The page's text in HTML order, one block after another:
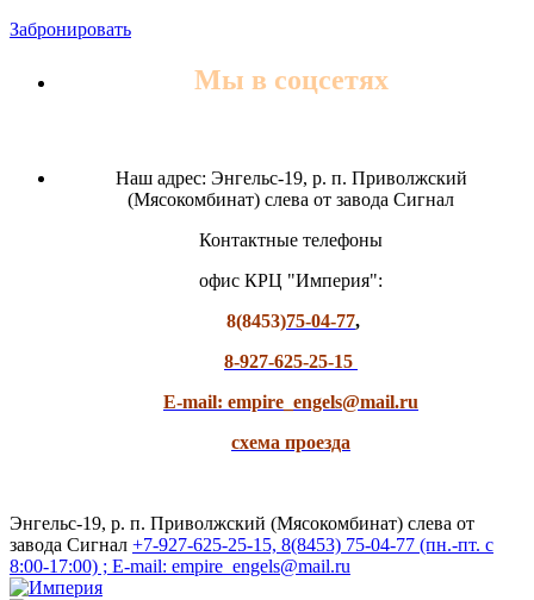
Забронировать
Мы в соцсетях
Наш адрес: Энгельс-19, р. п. Приволжский
(Мясокомбинат) слева от завода Сигнал
Контактные телефоны
офис КРЦ "Империя":
8(8453)75-04-77,
8-927-625-25-15
E-mail: empire_engels@mail.ru
схема проезда
Энгельс-19, р. п. Приволжский (Мясокомбинат) слева от
завода Сигнал +7-927-625-25-15, 8(8453) 75-04-77 (пн.-пт. с
8:00-17:00) ; E-mail: empire_engels@mail.ru